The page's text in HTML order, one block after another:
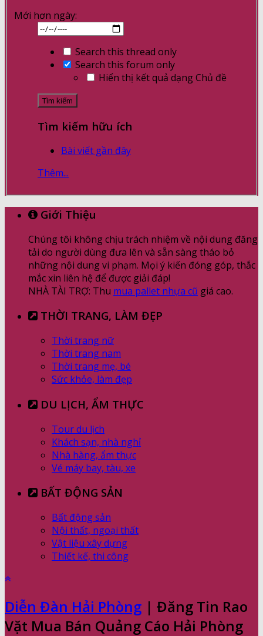
Mới hơn ngày:
Search this thread only
Search this forum only
Hiển thị kết quả dạng Chủ đề
Tìm kiếm hữu ích
Bài viết gần đây
Thêm...
Giới Thiệu
Chúng tôi không chịu trách nhiệm về nội dung đăng
tải do người dùng đưa lên và sẵn sàng tháo bỏ
những nội dung vi phạm. Mọi ý kiến đóng góp, thắc
mắc xin liên hệ để được giải đáp!
NHÀ TÀI TRỢ: Thu mua pallet nhựa cũ giá cao.
THỜI TRANG, LÀM ĐẸP
Thời trang nữ
Thời trang nam
Thời trang mẹ, bé
Sức khỏe, làm đẹp
DU LỊCH, ẨM THỰC
Tour du lịch
Khách sạn, nhà nghỉ
Nhà hàng, ẩm thực
Vé máy bay, tàu, xe
BẤT ĐỘNG SẢN
Bất động sản
Nội thất, ngoại thất
Vật liệu xây dựng
Thiết kế, thi công
Diễn Đàn Hải Phòng | Đăng Tin Rao
Vặt Mua Bán Quảng Cáo Hải Phòng